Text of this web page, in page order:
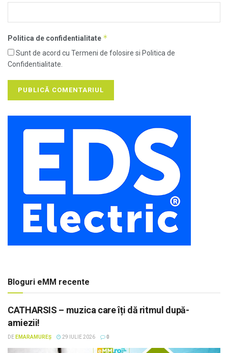
Politica de confidentialitate *
Sunt de acord cu Termeni de folosire si Politica de
Confidentialitate.
Bloguri eMM recente
CATHARSIS – muzica care îți dă ritmul după-
amiezii!
DE EMARAMUREȘ 29 IULIE 2026 0